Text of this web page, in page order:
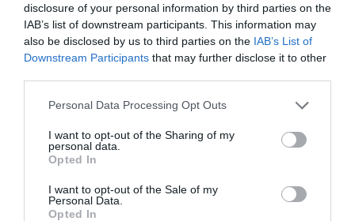
disclosure of your personal information by third parties on the
IAB’s list of downstream participants. This information may
also be disclosed by us to third parties on the IAB’s List of
Downstream Participants that may further disclose it to other
Please note that this website/app uses one or more Google
not limited to your visit or usage behaviour. You may click to
grant or deny consent to Google and its third-party tags to
use your data for below specified purposes in below Google
consent section.
Personal Data Processing Opt Outs
I want to opt-out of the Sharing of my
personal data.
Opted In
I want to opt-out of the Sale of my
Personal Data.
Opted In
08.08.2026 | 14:02
«Φώτισε» το Κίεβο μετά από χτύπημα με
υπερηχητικό 3M22 Zircon: Σοκαρισμένος
Ουκρανός κατέγραψε τη στιγμή (βίντεο)